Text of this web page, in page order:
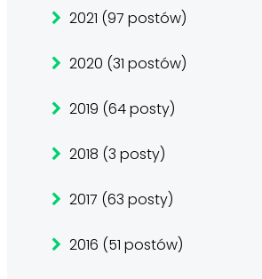
2021 (97 postów)
2020 (31 postów)
2019 (64 posty)
2018 (3 posty)
2017 (63 posty)
2016 (51 postów)